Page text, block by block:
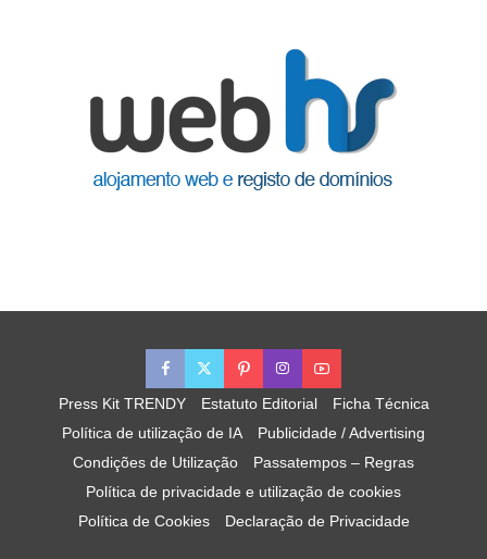
Press Kit TRENDY Estatuto Editorial
Ficha Técnica
Política de utilização de IA
Publicidade / Advertising
Condições de Utilização
Passatempos – Regras
Política de privacidade e utilização de cookies
Política de Cookies
Declaração de Privacidade